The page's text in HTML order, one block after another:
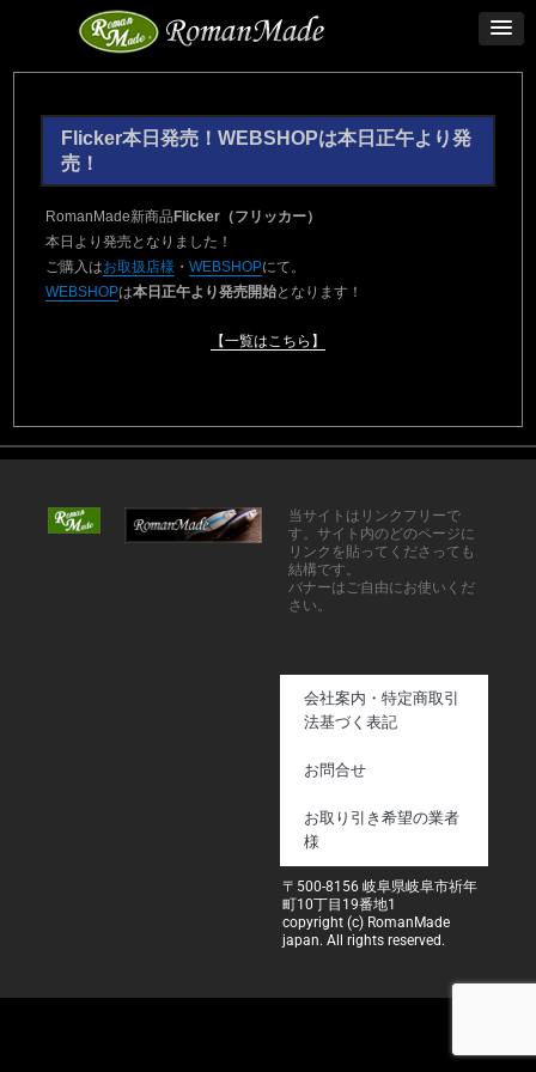
Flicker本日発売！WEBSHOPは本日正午より発
売！
RomanMade新商品 Flicker（フリッカー）
本日より発売となりました！
ご購入はお取扱店様 ・WEBSHOPにて。
WEBSHOPは本日正午より発売開始となります！
【一覧はこちら】
当サイトはリンクフリーで
す。サイト内のどのページに
リンクを貼ってくださっても
結構です。
バナーはご自由にお使いくだ
さい。
会社案内・特定商取引
法基づく表記
お問合せ
お取り引き希望の業者
様
〒500-8156 岐阜県岐阜市祈年
町10丁目19番地1
copyright (c) RomanMade
japan. All rights reserved.